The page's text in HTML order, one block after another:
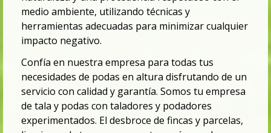
medio ambiente, utilizando técnicas y
herramientas adecuadas para minimizar cualquier
impacto negativo.
Confía en nuestra empresa para todas tus
necesidades de podas en altura disfrutando de un
servicio con calidad y garantía. Somos tu empresa
de tala y podas con taladores y podadores
experimentados. El desbroce de fincas y parcelas,